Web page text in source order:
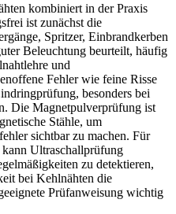
kombiniert in der Praxis
ist zunächst die
Spritzer, Einbrandkerben
Beleuchtung beurteilt, häufig
und
Fehler wie feine Risse
besonders bei
Die Magnetpulverprüfung ist
Stähle, um
sichtbar zu machen. Für
kann Ultraschallprüfung
zu detektieren,
bei Kehlnähten die
Prüfanweisung wichtig